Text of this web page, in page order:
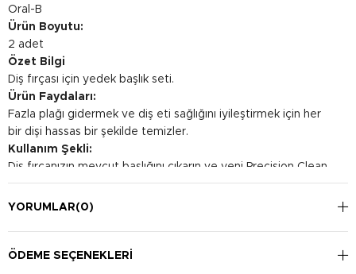
Oral-B
Ürün Boyutu:
2 adet
Özet Bilgi
Diş fırçası için yedek başlık seti.
Ürün Faydaları:
Fazla plağı gidermek ve diş eti sağlığını iyileştirmek için her
bir dişi hassas bir şekilde temizler.
Kullanım Şekli:
Diş fırçanızın mevcut başlığını çıkarın ve yeni Precision Clean
başlıklarını takın. Günde en az iki kez diş fırçalama işlemi için
kullanılabilir.
YORUMLAR(0)
ÖDEME SEÇENEKLERI